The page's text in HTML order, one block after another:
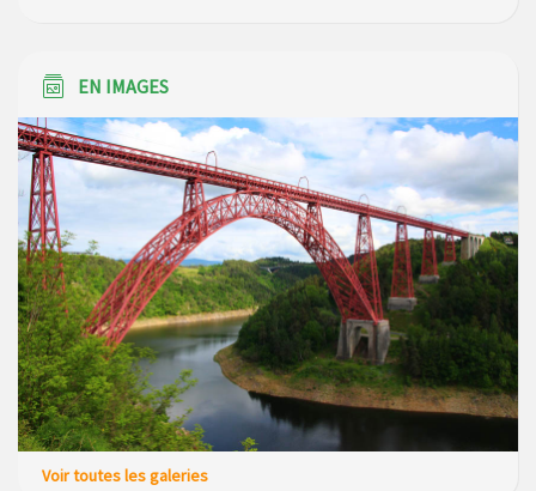
EN IMAGES
Voir toutes les galeries